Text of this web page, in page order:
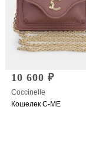
10 600 ₽
Coccinelle
Кошелек C-ME